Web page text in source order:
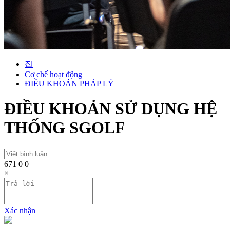
집
Cơ chế hoạt động
ĐIỀU KHOẢN PHÁP LÝ
ĐIỀU KHOẢN SỬ DỤNG HỆ
THỐNG SGOLF
671 0 0
×
Xác nhận